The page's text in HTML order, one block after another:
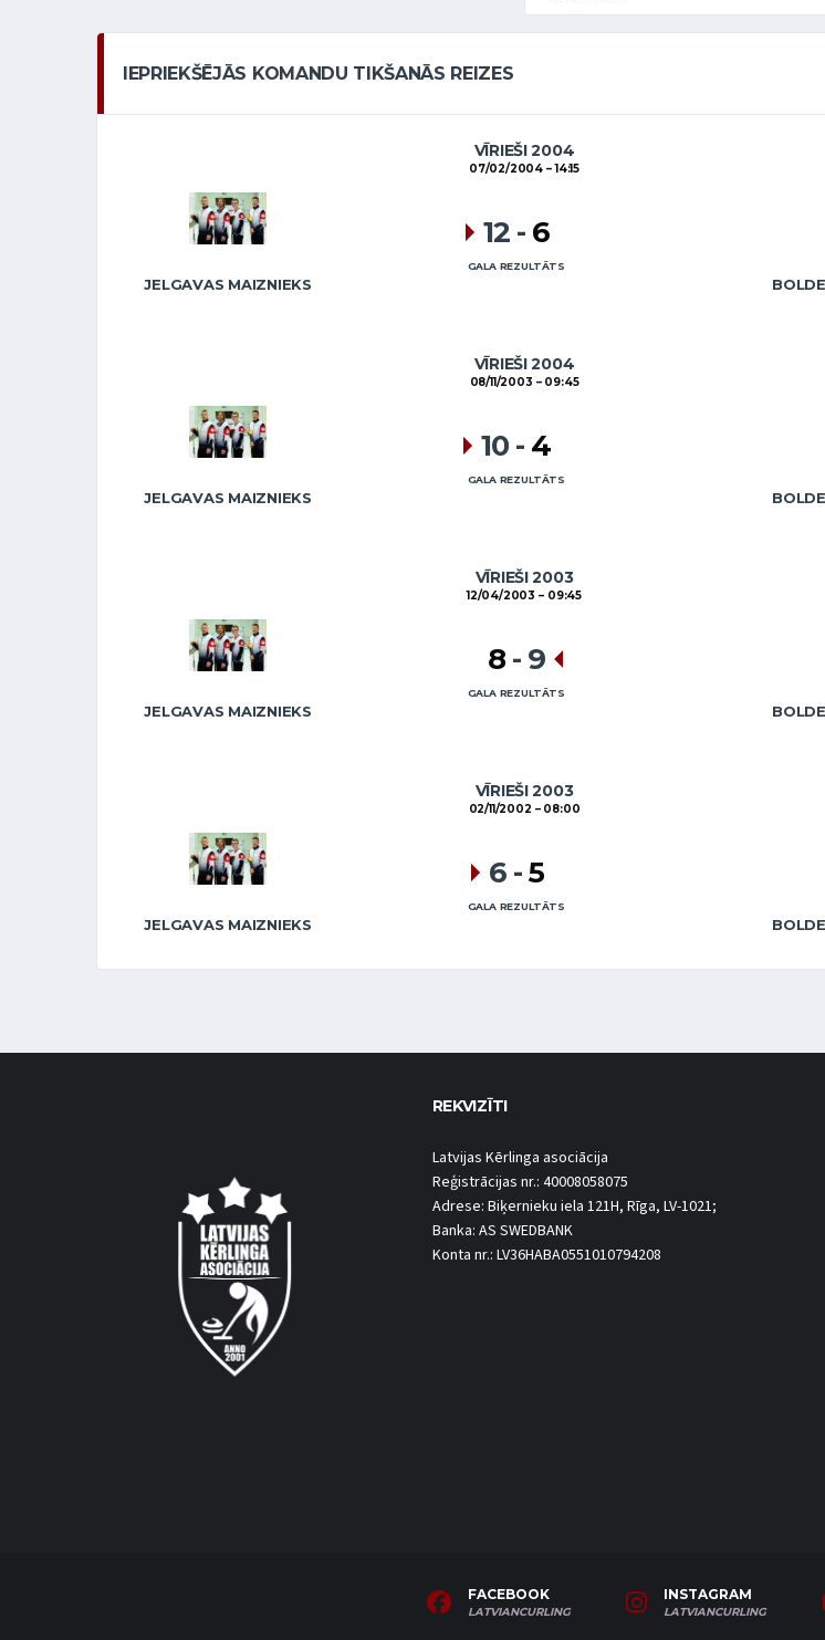
IEPRIEKŠĒJĀS KOMANDU TIKŠANĀS REIZES
VĪRIEŠI 2004
07/02/2004 14:15
JELGAVAS MAIZNIEKS
12 - 6
GALA REZULTĀTS
VĪRIEŠI 2004
08/11/2003 09:45
JELGAVAS MAIZNIEKS
10 - 4
GALA REZULTĀTS
VĪRIEŠI 2003
12/04/2003 09:45
JELGAVAS MAIZNIEKS
8 - 9
GALA REZULTĀTS
VĪRIEŠI 2003
02/11/2002 08:00
JELGAVAS MAIZNIEKS
6 -5
GALA REZULTĀTS
REKVIZĪTI
Latvijas Kērlinga asociācija
Reģistrācijas nr.: 40008058075
Adrese: Biķernieku iela 121H, Rīga, LV-1021;
Banka: AS SWEDBANK
Konta nr.: LV36HABA0551010794208
FACEBOOK
LATVIANCURLING
INSTAGRAM
LATVIANCURLING